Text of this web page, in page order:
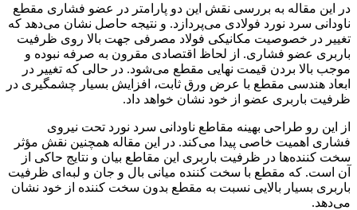
در این مقاله به بررسی نقش این دو پارامتر در عضو فشاری مقطع
ناودانی سرد نورد فولادی می‌پردازد. و نتیجه حاصل نشان می‌دهد که
تغییر در خصوصیت مکانیکی فولاد مصرفی جهت بالا روی ظرفیت
باربری عضو فشاری. از لحاظ اقتصادی مقرون به صرفه نبوده و
موجب بالا بردن قیمت نهایی مقطع می‌شود. در حالی که تغییر در
ابعاد هندسی مقطع با عرض ورق ثابت، افزایش بسیار چشمگیری در
ظرفیت باربری عضو از خود نشان خواهد داد.
از این رو طراحی بهینه مقاطع ناودانی سرد نورد تحت نیروی
فشاری اهمیت خاصی پیدا می‌کند. در این مقاله همچنین نقش مؤثر
سخت کننده‌ها در ظرفیت باربری این مقاطع بیان و نتایج حاکی از
آن است. که مقطع با سخت کننده میانی بال و جان و لبه‌ای ظرفیت
باربری بسیار بالایی نسبت به مقطع بدون سخت کننده از خود نشان
می‌دهد.